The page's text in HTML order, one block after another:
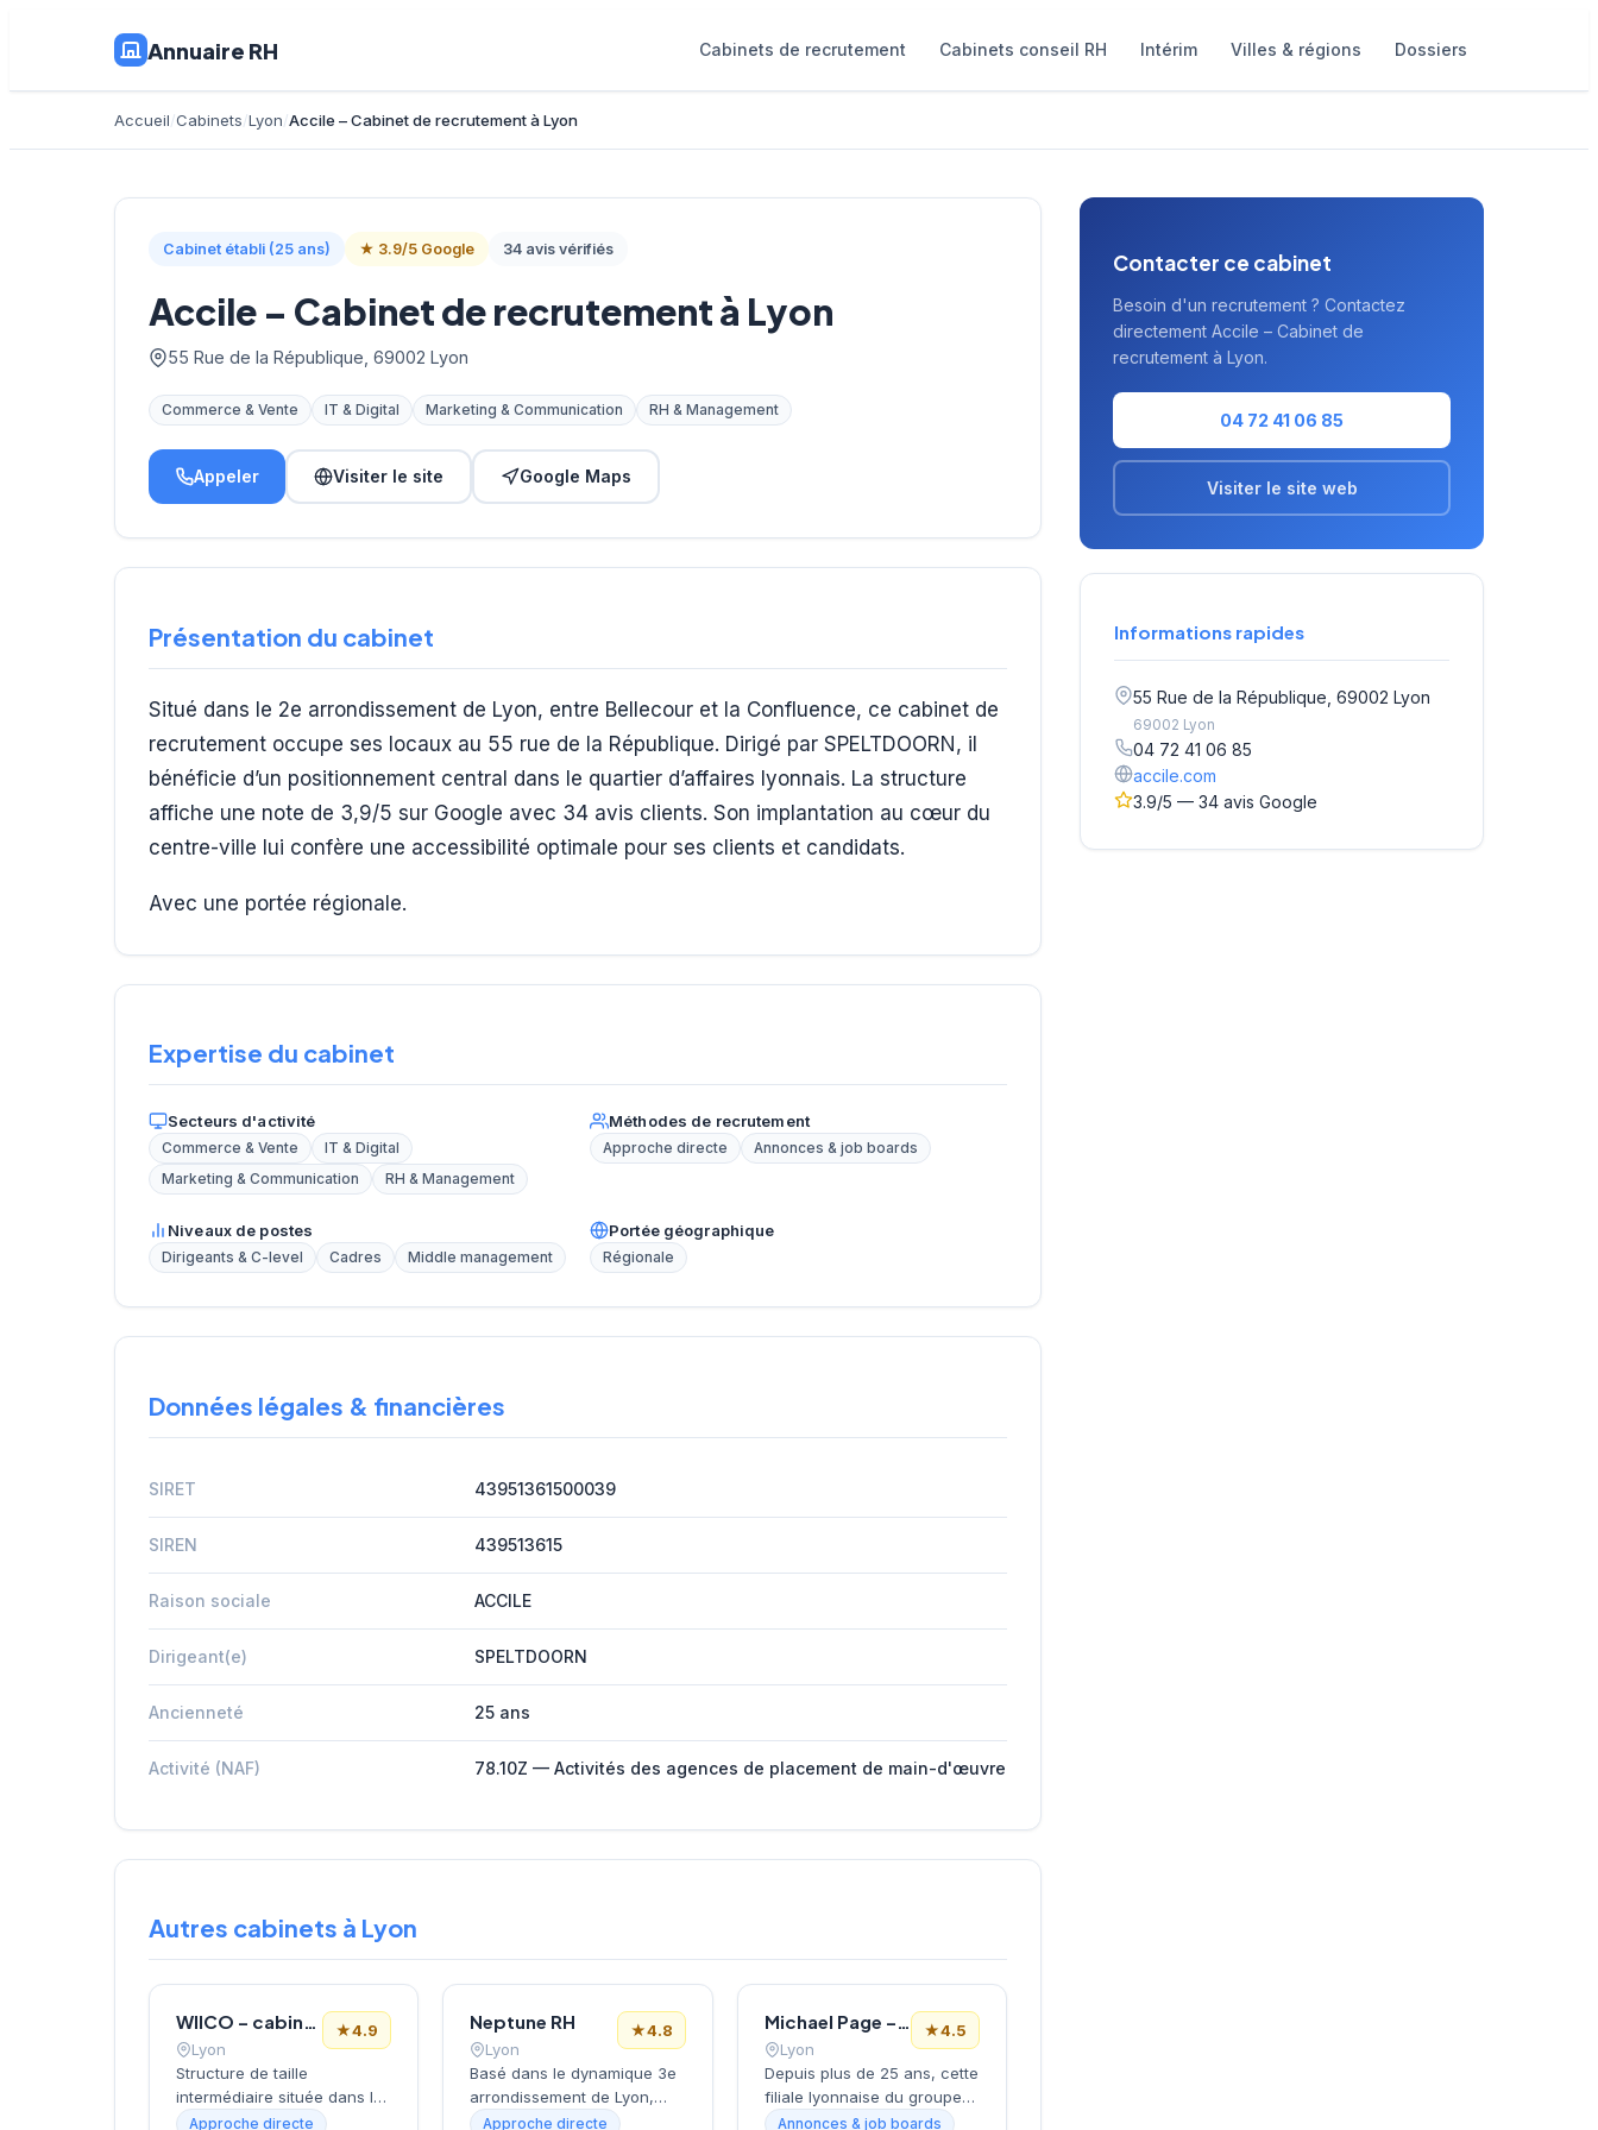
Annuaire RH Cabinets de recrutement Cabinets conseil RH Intérim Villes & régions Dossiers
Accueil Cabinets Lyon Accile – Cabinet de recrutement à Lyon
Cabinet établi (25 ans) ★ 3.9/5 Google 34 avis vérifiés
Accile – Cabinet de recrutement à Lyon
55 Rue de la République, 69002 Lyon
Commerce & Vente IT & Digital Marketing & Communication RH & Management
Appeler Visiter le site Google Maps
Présentation du cabinet
Situé dans le 2e arrondissement de Lyon, entre Bellecour et la Confluence, ce cabinet de
recrutement occupe ses locaux au 55 rue de la République. Dirigé par SPELTDOORN, il
bénéficie d’un positionnement central dans le quartier d’affaires lyonnais. La structure
affiche une note de 3,9/5 sur Google avec 34 avis clients. Son implantation au cœur du
centre-ville lui confère une accessibilité optimale pour ses clients et candidats.
Avec une portée régionale.
Expertise du cabinet
Secteurs d'activité
Commerce & Vente
IT & Digital
Marketing & Communication
RH & Management
Méthodes de recrutement
Approche directe Annonces & job boards
Niveaux de postes
Dirigeants & C-level Cadres Middle management
Portée géographique
Régionale
Données légales & financières
SIRET 43951361500039
SIREN 439513615
Raison sociale ACCILE
Dirigeant(e) SPELTDOORN
Ancienneté 25 ans
Activité (NAF) 78.10Z — Activités des agences de placement de main-d'œuvre
Autres cabinets à Lyon
WIICO – cabinet de recrutement
Lyon
★4.9
Structure de taille
intermédiaire située dans le
3e arrondissement de Lyon,
Approche directe
Neptune RH
Lyon
★4.8
Basé dans le dynamique 3e
arrondissement de Lyon,
entre Part-Dieu et
Approche directe
Michael Page – Cabinet de Recrutement Lyon
Lyon
★4.5
Depuis plus de 25 ans, cette
filiale lyonnaise du groupe
international Michael Page
Annonces & job boards
Contacter ce cabinet
Besoin d'un recrutement ? Contactez
directement Accile – Cabinet de
recrutement à Lyon.
04 72 41 06 85
Visiter le site web
Informations rapides
55 Rue de la République, 69002 Lyon
69002 Lyon
04 72 41 06 85
accile.com
3.9/5 — 34 avis Google